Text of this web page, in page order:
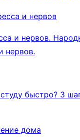
и нервов.
нервов.
быстро? 3